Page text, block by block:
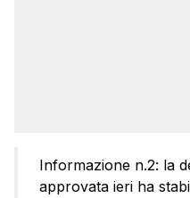
Informazione n.2: la
approvata ieri ha